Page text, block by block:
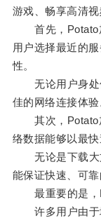
游戏、畅享高清视
首先，Potato
用户选择最近的
性。
无论用户身处
佳的网络连接体验
其次，Potato
络数据能够以最快
无论是下载大
能保证快速、可
最重要的是，
许多用户由于